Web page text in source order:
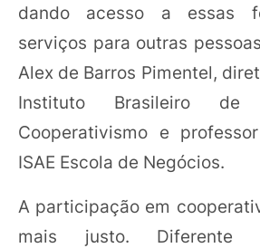
dando acesso a essas
serviços para outras
Alex de Barros Pimentel,
Instituto Brasileiro de
Cooperativismo e
ISAE Escola de Negócios.
A participação em
mais justo. Diferente